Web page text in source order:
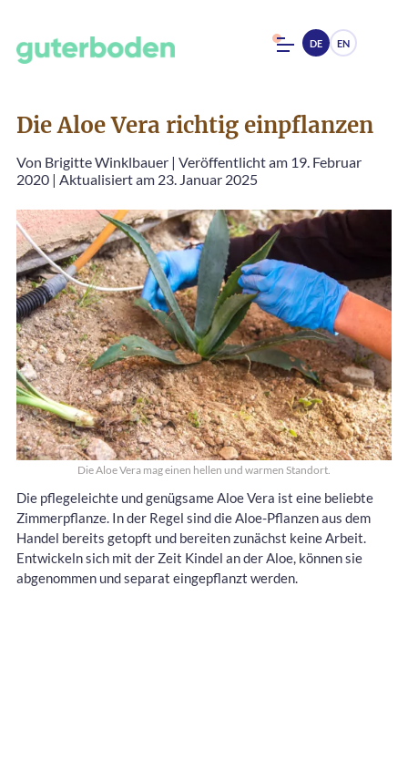
DE EN
Die Aloe Vera richtig einpflanzen
Von Brigitte Winklbauer | Veröffentlicht am 19. Februar
2020 | Aktualisiert am 23. Januar 2025
Die Aloe Vera mag einen hellen und warmen Standort.
Die pflegeleichte und genügsame Aloe Vera ist eine beliebte
Zimmerpflanze. In der Regel sind die Aloe-Pflanzen aus dem
Handel bereits getopft und bereiten zunächst keine Arbeit.
Entwickeln sich mit der Zeit Kindel an der Aloe, können sie
abgenommen und separat eingepflanzt werden.